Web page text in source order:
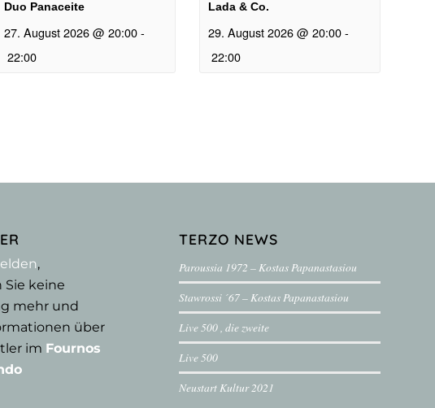
Duo Panaceite
27. August 2026 @ 20:00 -
22:00
Lada & Co.
29. August 2026 @ 20:00 -
22:00
,
Sie keine
mehr und
über
im Fournos
TERZO NEWS
Paroussia 1972 – Kostas Papanastasiou
Stawrossi ´67 – Kostas Papanastasiou
Live 500 , die zweite
Live 500
Neustart Kultur 2021